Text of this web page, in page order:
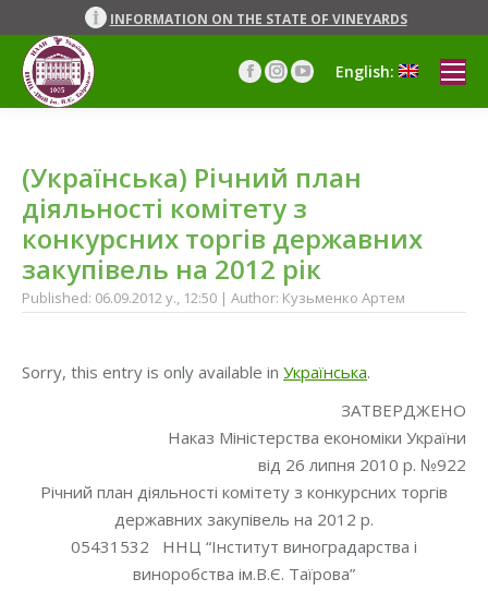
INFORMATION ON THE STATE OF VINEYARDS
Facebook
page
new
Instagram
page
new
YouTube
page
new
English:
(Українська) Річний план
діяльності комітету з
конкурсних торгів державних
закупівель на 2012 рік
Published: 06.09.2012 y., 12:50 | Author: Кузьменко Артем
Sorry, this entry is only available in Українська.
ЗАТВЕРДЖЕНО
Наказ Міністерства економіки України
від 26 липня 2010 р. №922
Річний план діяльності комітету з конкурсних торгів
державних закупівель на 2012 р.
05431532 ННЦ “Інститут виноградарства і
виноробства ім.В.Є. Таїрова”